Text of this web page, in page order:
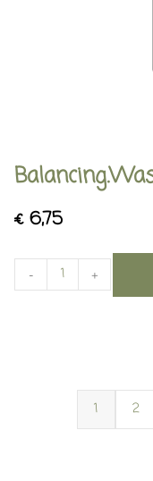
€6,75
- +
1 2